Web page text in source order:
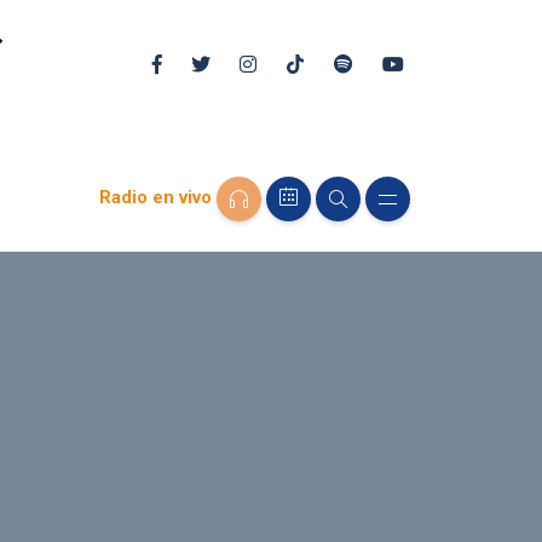
Radio en vivo